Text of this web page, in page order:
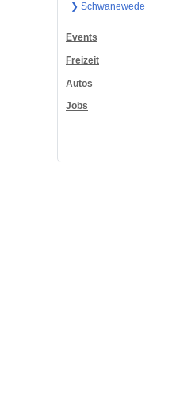
❯ Schwanewede
Events
Freizeit
Autos
Jobs